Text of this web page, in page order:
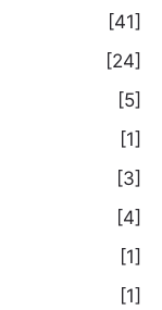
41
24
5
1
3
4
1
1